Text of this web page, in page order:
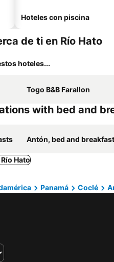
Hoteles con piscina
de ti en Río Hato
hoteles...
Togo B&B Farallon
with bed and
Antón, bed and
Hato
Panamá Coclé